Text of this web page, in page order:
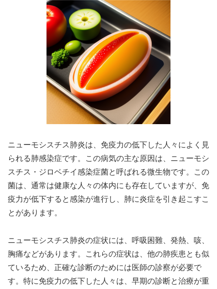
ニューモシスチス肺炎は、免疫力の低下した人々によく見
られる肺感染症です。この病気の主な原因は、ニューモシ
スチス・ジロベチイ感染症菌と呼ばれる微生物です。この
菌は、通常は健康な人々の体内にも存在していますが、免
疫力が低下すると感染が進行し、肺に炎症を引き起こすこ
とがあります。
ニューモシスチス肺炎の症状には、呼吸困難、発熱、咳、
胸痛などがあります。これらの症状は、他の肺疾患とも似
ているため、正確な診断のためには医師の診察が必要で
す。特に免疫力の低下した人々は、早期の診断と治療が重